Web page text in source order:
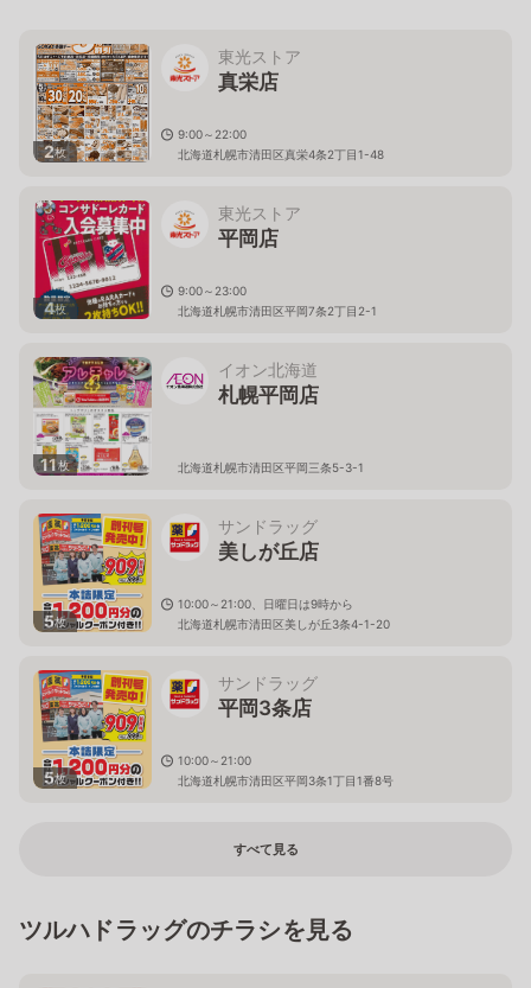
2枚
東光ストア
真栄店
9:00～22:00
北海道札幌市清田区真栄4条2丁目1-48
4枚
東光ストア
平岡店
9:00～23:00
北海道札幌市清田区平岡7条2丁目2-1
11枚
イオン北海道
札幌平岡店
北海道札幌市清田区平岡三条5-3-1
5枚
サンドラッグ
美しが丘店
10:00～21:00、日曜日は9時から
北海道札幌市清田区美しが丘3条4-1-20
5枚
サンドラッグ
平岡3条店
10:00～21:00
北海道札幌市清田区平岡3条1丁目1番8号
すべて見る
ツルハドラッグのチラシを見る